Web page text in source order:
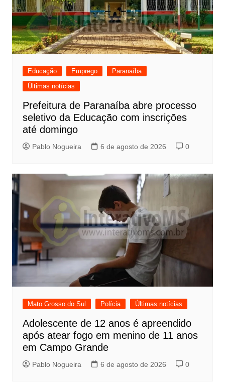
Educação Emprego
Paranaíba
Últimas notícias
Prefeitura de Paranaíba abre processo
seletivo da Educação com inscrições
até domingo
Pablo Nogueira 6 de agosto de 2026 0
Mato Grosso do Sul Polícia Últimas notícias
Adolescente de 12 anos é apreendido
após atear fogo em menino de 11 anos
em Campo Grande
Pablo Nogueira 6 de agosto de 2026 0